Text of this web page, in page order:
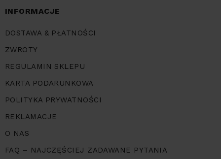
INFORMACJE
DOSTAWA & PŁATNOŚCI
ZWROTY
REGULAMIN SKLEPU
KARTA PODARUNKOWA
POLITYKA PRYWATNOŚCI
REKLAMACJE
O NAS
FAQ – NAJCZĘŚCIEJ ZADAWANE PYTANIA